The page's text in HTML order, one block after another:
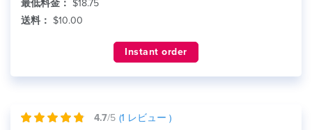
最低料金： $18.75
送料： $10.00
Instant order
4.7/5 (1 レビュー )